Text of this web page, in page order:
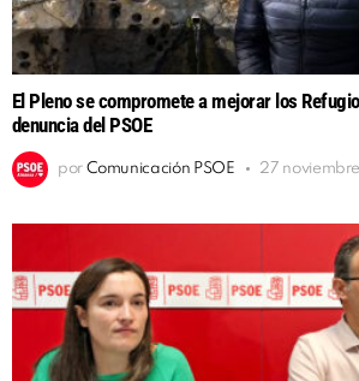
El Pleno se compromete a mejorar los
denuncia del PSOE
por Comunicación PSOE 27